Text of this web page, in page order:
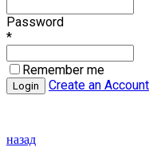
Password
*
Remember me
Create an Account
назад